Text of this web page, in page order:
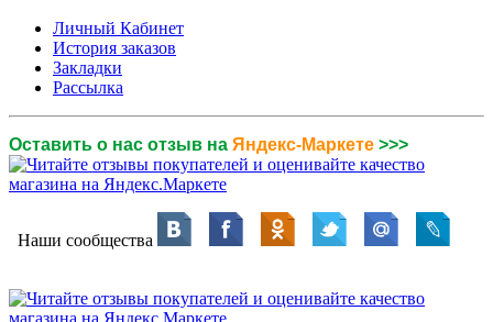
Личный Кабинет
История заказов
Закладки
Рассылка
Оставить о нас отзыв на Яндекс-Маркете >>>
Наши сообщества